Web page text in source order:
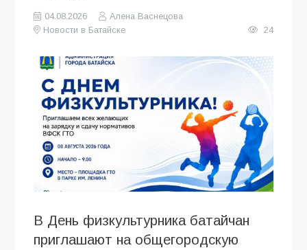
04.08.2026
Алена Васнецова
Новости в Батайске
24
В День физкультурника батайчан
приглашают на общегородскую